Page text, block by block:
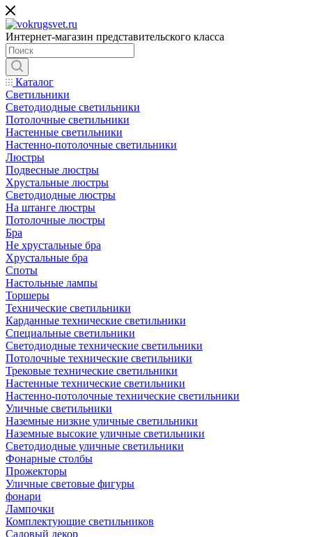
Интернет-магазин представительского класса
Каталог
Светильники
Светодиодные светильники
Потолочные светильники
Настенные светильники
Настенно-потолочные светильники
Люстры
Подвесные люстры
Хрустальные люстры
Светодиодные люстры
На штанге люстры
Потолочные люстры
Бра
Не хрустальные бра
Хрустальные бра
Споты
Настольные лампы
Торшеры
Технические светильники
Карданные технические светильники
Специальные светильники
Светодиодные технические светильники
Потолочные технические светильники
Трековые технические светильники
Настенные технические светильники
Настенно-потолочные технические светильники
Уличные светильники
Наземные низкие уличные светильники
Наземные высокие уличные светильники
Светодиодные уличные светильники
Фонарные столбы
Прожекторы
Уличные световые фигуры
фонари
Лампочки
Комплектующие светильников
Садовый декор